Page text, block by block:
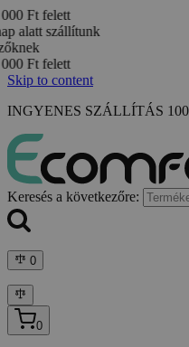
Skip to content
INGYENES SZÁLLÍTÁS
Keresés a következőre:
0
0